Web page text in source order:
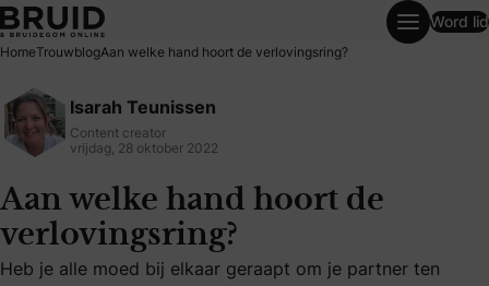
Aan welke hand hoort de verlovingsring?
Word lid
HomeTrouwblogAan welke hand hoort de verlovingsring?
Isarah Teunissen
Content creator
vrijdag, 28 oktober 2022
Aan welke hand hoort de
verlovingsring?
Heb je alle moed bij elkaar geraapt om je partner ten